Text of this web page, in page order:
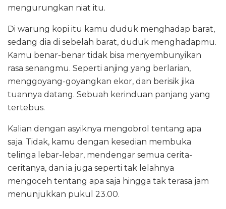
mengurungkan niat itu.
Di warung kopi itu kamu duduk menghadap barat,
sedang dia di sebelah barat, duduk menghadapmu.
Kamu benar-benar tidak bisa menyembunyikan
rasa senangmu. Seperti anjing yang berlarian,
menggoyang-goyangkan ekor, dan berisik jika
tuannya datang. Sebuah kerinduan panjang yang
tertebus.
Kalian dengan asyiknya mengobrol tentang apa
saja. Tidak, kamu dengan kesedian membuka
telinga lebar-lebar, mendengar semua cerita-
ceritanya, dan ia juga seperti tak lelahnya
mengoceh tentang apa saja hingga tak terasa jam
menunjukkan pukul 23.00.